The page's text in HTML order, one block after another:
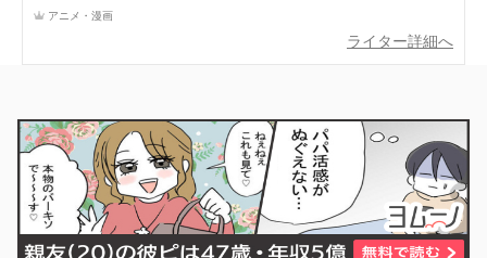
アニメ・漫画
ライター詳細へ